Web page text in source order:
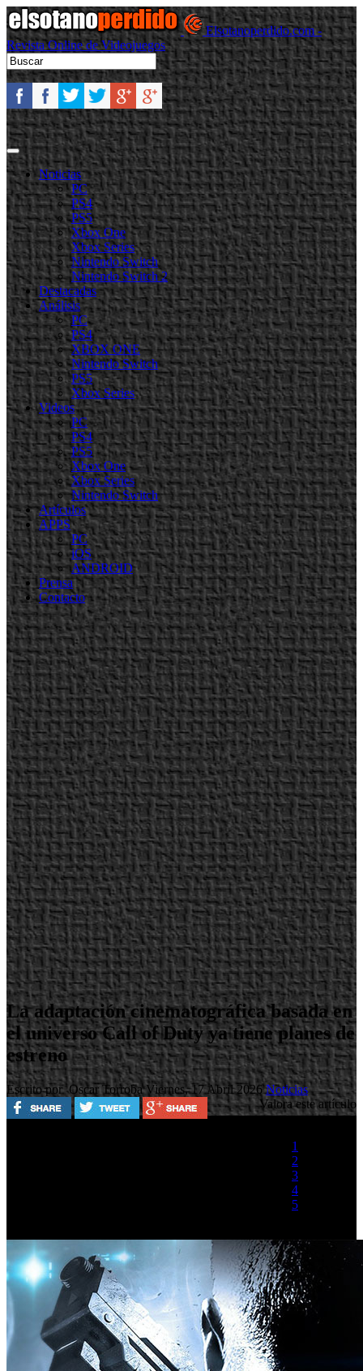
Elsotanoperdido.com -
Revista Online de Videojuegos
Noticias
PC
PS4
PS5
Xbox One
Xbox Series
Nintendo Switch
Nintendo Switch 2
Destacadas
Análisis
PC
PS4
XBOX ONE
Nintendo Switch
PS5
Xbox Series
Videos
PC
PS4
PS5
Xbox One
Xbox Series
Nintendo Switch
Artículos
APPS
PC
iOS
ANDROID
Prensa
Contacto
La adaptación cinematográfica basada en
el universo Call of Duty ya tiene planes de
estreno
Escrito por Oscar TorrobaViernes, 17 Abril 2026Noticias
Valora este artículo
1
2
3
4
5